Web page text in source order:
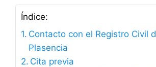
Índice:
Contacto con el Registro Civil
Plasencia
Cita previa